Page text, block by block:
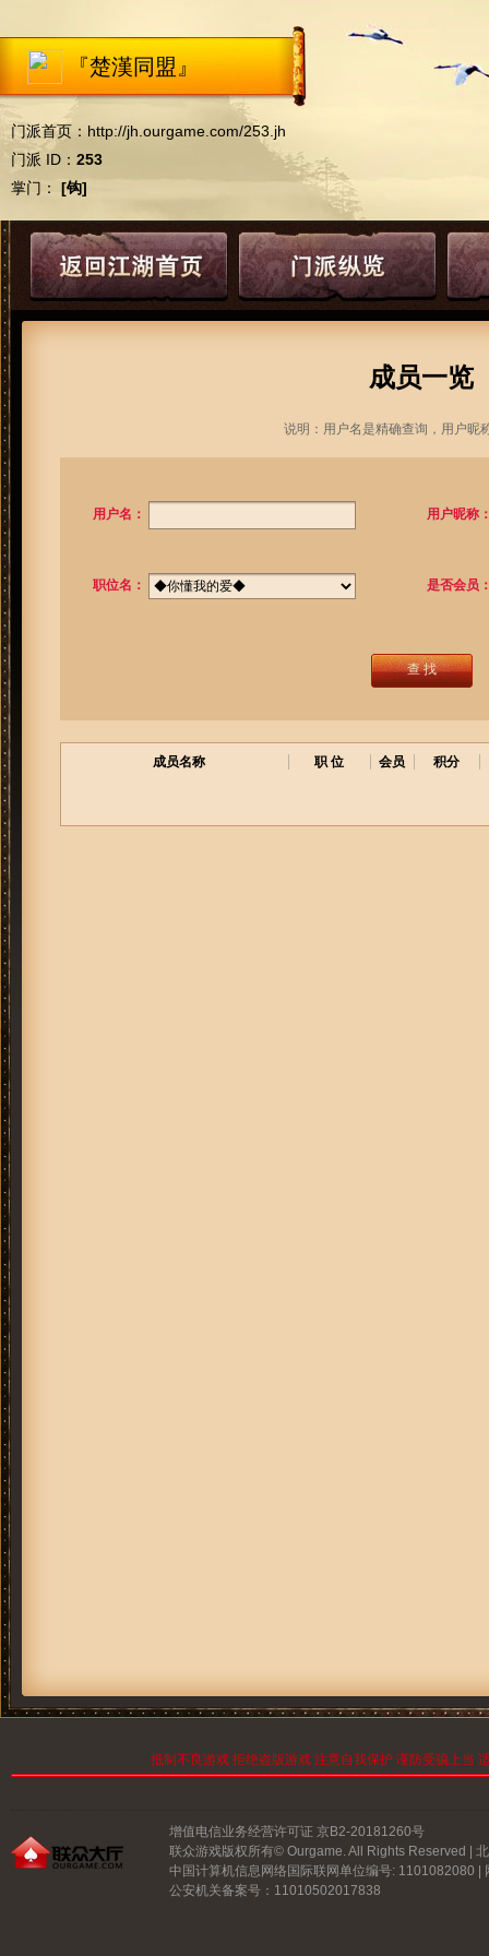
『楚漢同盟』
门派首页： http://jh.ourgame.com/253.jh
门派 ID： 253
掌门：
[钩]
成员一览
说明：用户名是精确查询，用户昵
用户名： 用户昵称
职位名： 是否会员
查 找
成员名称 职 位 会员 积分
抵制不良游戏 拒绝盗版游戏 注意自我保护 谨防受骗上当
增值电信业务经营许可证 京B2-20181260号
联众游戏版权所有© Ourgame. All Rights Reserved |
中国计算机信息网络国际联网单位编号: 1101082080
公安机关备案号：11010502017838